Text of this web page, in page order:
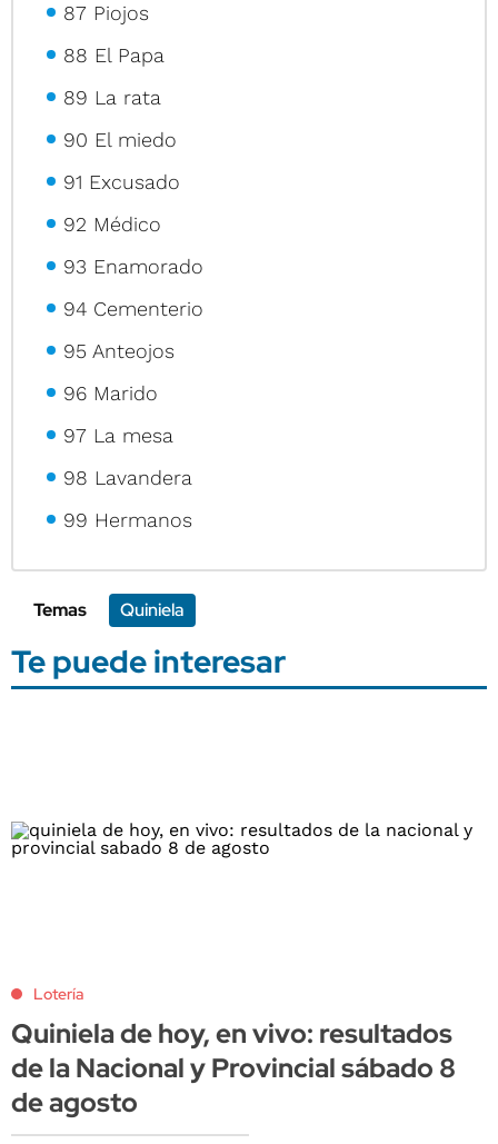
87 Piojos
88 El Papa
89 La rata
90 El miedo
91 Excusado
92 Médico
93 Enamorado
94 Cementerio
95 Anteojos
96 Marido
97 La mesa
98 Lavandera
99 Hermanos
Temas Quiniela
Te puede interesar
Lotería
Quiniela de hoy, en vivo: resultados
de la Nacional y Provincial sábado 8
de agosto